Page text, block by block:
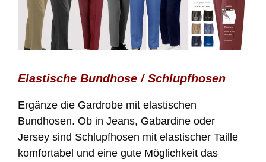
Elastische Bundhose / Schlupfhosen
Ergänze die Gardrobe mit elastischen
Bundhosen. Ob in Jeans, Gabardine oder
Jersey sind Schlupfhosen mit elastischer Taille
komfortabel und eine gute Möglichkeit das